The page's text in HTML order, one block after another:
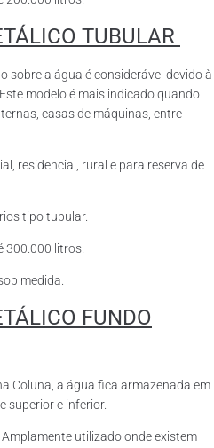
TUBULAR
sobre a água é considerável devido à
modelo é mais indicado quando
casas de máquinas, entre
residencial, rural e para reserva de
tipo tubular.
300.000 litros.
medida.
FUNDO
Coluna, a água fica armazenada em
superior e inferior.
utilizado onde existem